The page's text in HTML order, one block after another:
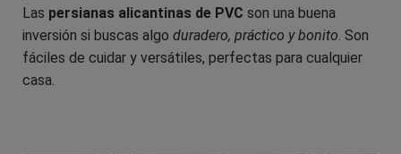
Las persianas alicantinas de PVC son una buena
inversión si buscas algo duradero, práctico y bonito. Son
fáciles de cuidar y versátiles, perfectas para cualquier
casa.